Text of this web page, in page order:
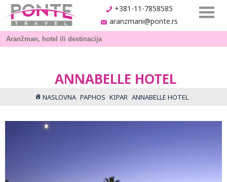
+381-11-7858585
aranzmani@ponte.rs
ANNABELLE HOTEL
NASLOVNA PAPHOS KIPAR ANNABELLE HOTEL